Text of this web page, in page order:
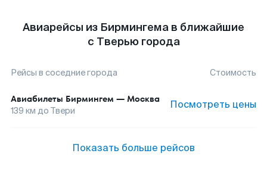
Авиарейсы из Бирмингема в ближайшие
с Тверью города
Рейсы в соседние города Стоимость
Авиабилеты Бирмингем — Москва
139 км до Твери Посмотреть цены
Показать больше рейсов